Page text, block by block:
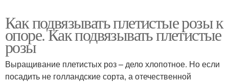
Как подвязывать плетистые розы к
опоре. Как подвязывать плетистые
розы
Выращивание плетистых роз – дело хлопотное. Но если
посадить не голландские сорта, а отечественной